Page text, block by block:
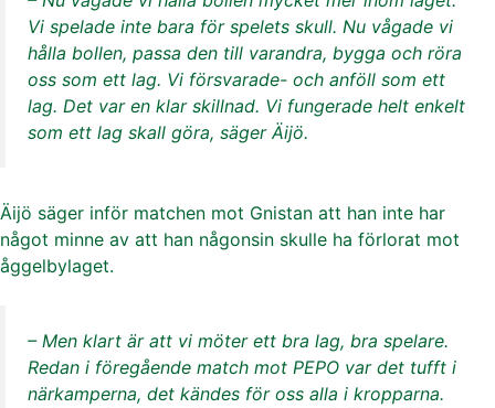
Vi spelade inte bara för spelets skull. Nu vågade vi
hålla bollen, passa den till varandra, bygga och röra
oss som ett lag. Vi försvarade- och anföll som ett
lag. Det var en klar skillnad. Vi fungerade helt enkelt
som ett lag skall göra, säger Äijö.
Äijö säger inför matchen mot Gnistan att han inte har
något minne av att han någonsin skulle ha förlorat mot
åggelbylaget.
– Men klart är att vi möter ett bra lag, bra spelare.
Redan i föregående match mot PEPO var det tufft i
närkamperna, det kändes för oss alla i kropparna.